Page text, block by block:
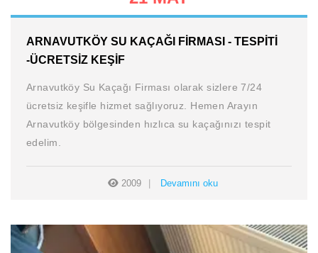
ARNAVUTKÖY SU KAÇAĞI FIRMASI - TESPITI
-ÜCRETSIZ KEŞIF
Arnavutköy Su Kaçağı Firması olarak sizlere 7/24
ücretsiz keşifle hizmet sağlıyoruz. Hemen Arayın
Arnavutköy bölgesinden hızlıca su kaçağınızı tespit
edelim.
2009 Devamını oku